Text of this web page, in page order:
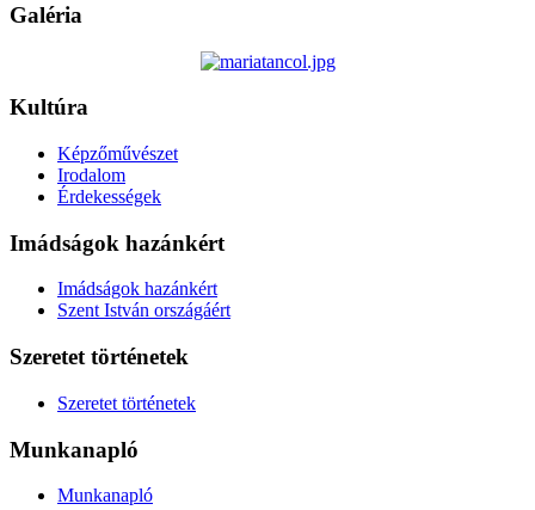
Galéria
Kultúra
Képzőművészet
Irodalom
Érdekességek
Imádságok hazánkért
Imádságok hazánkért
Szent István országáért
Szeretet történetek
Szeretet történetek
Munkanapló
Munkanapló